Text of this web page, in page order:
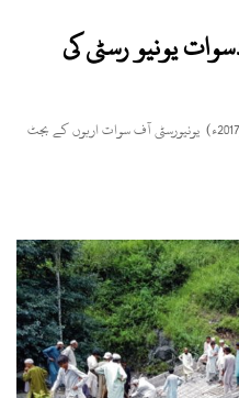
یونیو رسٹی کی
سوات (زما سوات ڈاٹ کام ، تازہ ترین۔ 13 اکتوبر2017ء) یونیورسٹی آف سوات اربوں کے بجٹ